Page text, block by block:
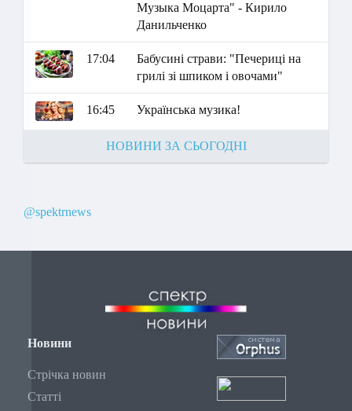
Музыка Моцарта" - Кирило
Данильченко
17:04
Бабусині страви: "Печериці на
грилі зі шпиком і овочами"
16:45 Українська музика!
НОВИНИ ЗА СЬОГОДНІ
@spektrnews
Новини
Стрічка новин
Статті